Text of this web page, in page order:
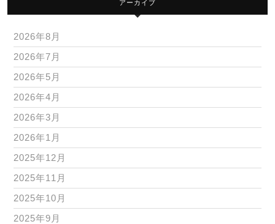
アーカイブ
2026年8月
2026年7月
2026年5月
2026年4月
2026年3月
2026年1月
2025年12月
2025年11月
2025年10月
2025年9月